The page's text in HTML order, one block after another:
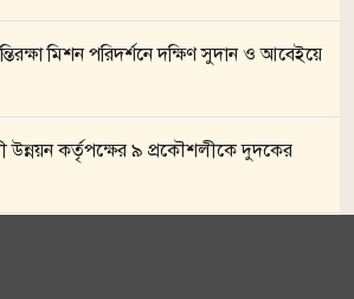
মিশন পরিদর্শনে দক্ষিণ সুদান ও আবেইয়ে
উন্নয়ন কর্তৃপক্ষের ৯ প্রকৌশলীকে দুদকের